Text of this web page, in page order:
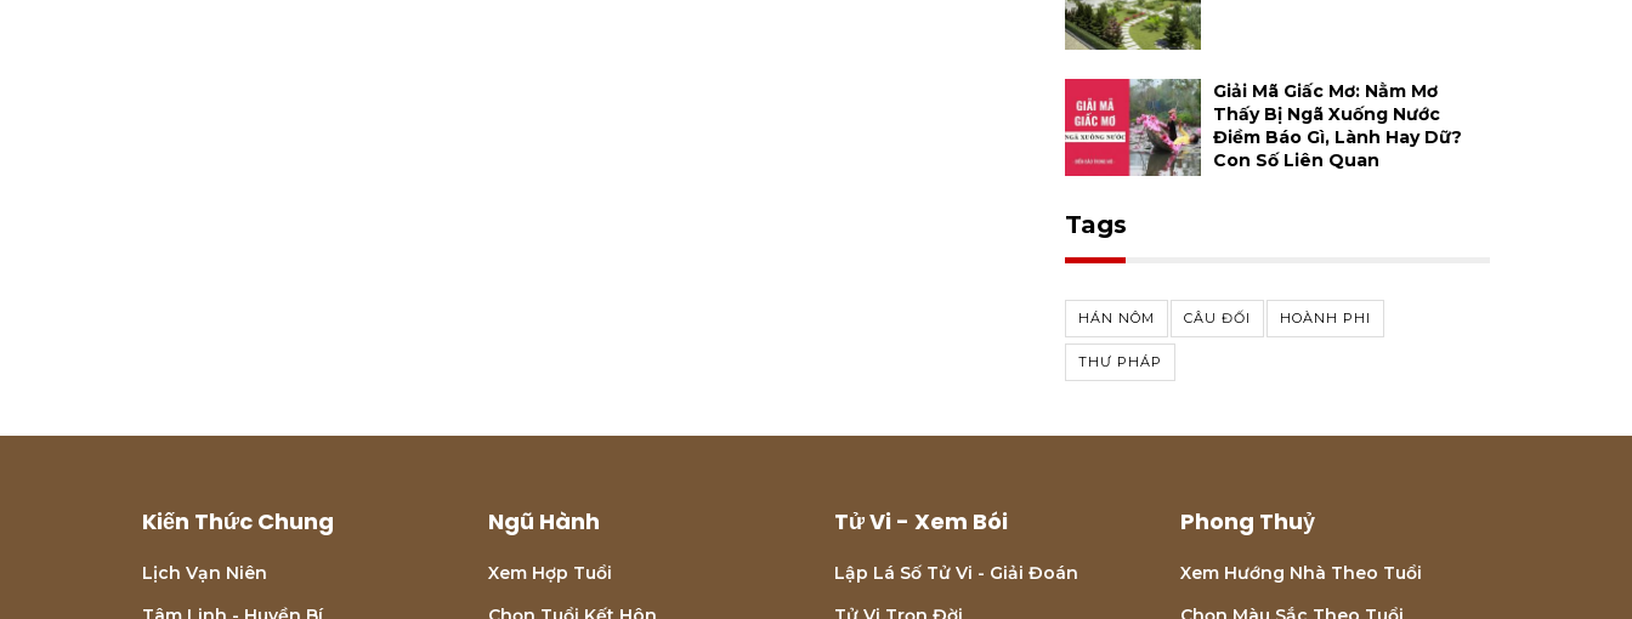
Giải Mã Giấc Mơ: Nằm Mơ
Thấy Bị Ngã Xuống Nước
Điềm Báo Gì, Lành Hay Dữ?
Con Số Liên Quan
Tags
HÁN NÔM CÂU ĐỐI HOÀNH PHI
THƯ PHÁP
Kiến Thức Chung
Lịch Vạn Niên
Ngũ Hành
Xem Hợp Tuổi
Tử Vi - Xem Bói
Lập Lá Số Tử Vi - Giải Đoán
Phong Thuỷ
Xem Hướng Nhà Theo Tuổi